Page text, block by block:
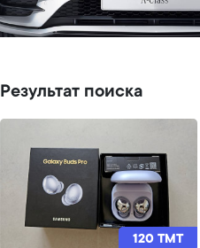
Результат поиска
120 TMT